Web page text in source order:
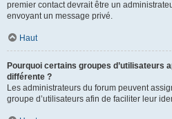
premier contact devrait être un
envoyant un message privé.
Haut
Pourquoi certains groupes d’utilisateurs
différente ?
Les administrateurs du forum peuvent
groupe d’utilisateurs afin de faciliter leur